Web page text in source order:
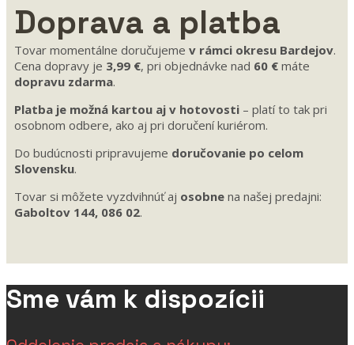
Doprava a platba
Tovar momentálne doručujeme v rámci okresu Bardejov.
Cena dopravy je 3,99 €, pri objednávke nad 60 € máte
dopravu zdarma.
Platba je možná kartou aj v hotovosti – platí to tak pri
osobnom odbere, ako aj pri doručení kuriérom.
Do budúcnosti pripravujeme doručovanie po celom
Slovensku.
Tovar si môžete vyzdvihnúť aj osobne na našej predajni:
Gaboltov 144, 086 02.
Sme vám k dispozícii